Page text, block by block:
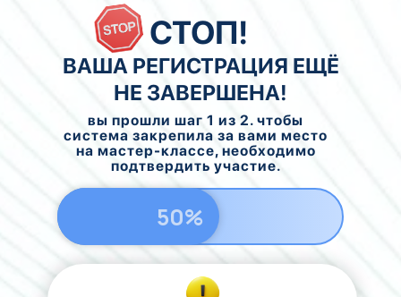
вы прошли шаг 1 из 2. чтобы
система закрепила за вами место
на мастер-классе, необходимо
подтвердить участие.
СТОП!
ВАША РЕГИСТРАЦИЯ ЕЩЁ
НЕ ЗАВЕРШЕНА!
50%